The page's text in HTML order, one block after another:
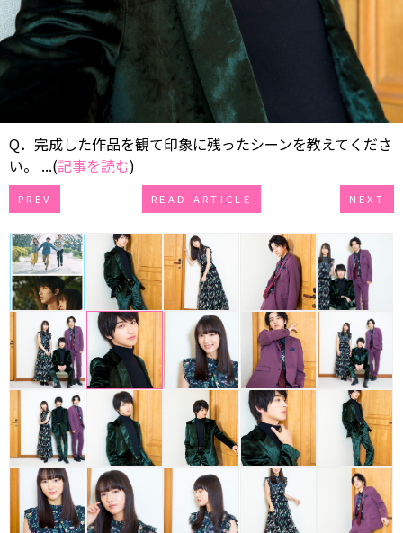
Q．完成した作品を観て印象に残ったシーンを教えてくださ
い。 ...(記事を読む)
PREV READ ARTICLE NEXT